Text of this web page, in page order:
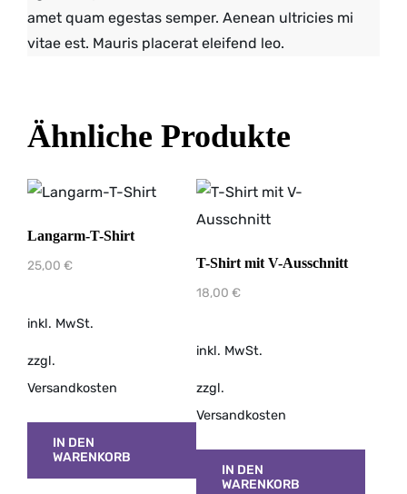
amet quam egestas semper. Aenean ultricies mi
vitae est. Mauris placerat eleifend leo.
Ähnliche Produkte
Langarm-T-Shirt
25,00 €
inkl. MwSt.
zzgl.
Versandkosten
IN DEN
WARENKORB
T-Shirt mit V-Ausschnitt
18,00€
inkl. MwSt.
zzgl.
Versandkosten
IN DEN
WARENKORB